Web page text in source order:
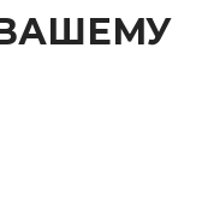
ВАШЕМУ